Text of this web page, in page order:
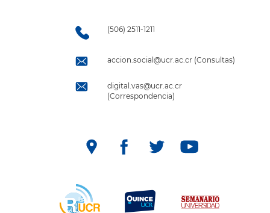
(506) 2511-1211
accion.social@ucr.ac.cr (Consultas)
digital.vas@ucr.ac.cr
(Correspondencia)